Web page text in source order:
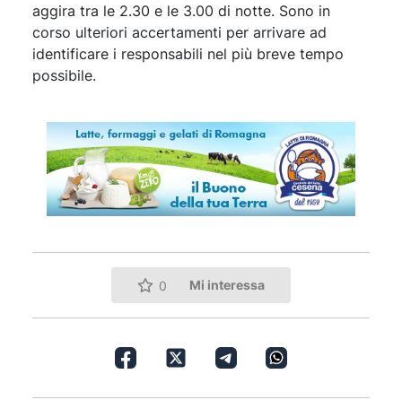
aggira tra le 2.30 e le 3.00 di notte. Sono in
corso ulteriori accertamenti per arrivare ad
identificare i responsabili nel più breve tempo
possibile.
0 Mi interessa